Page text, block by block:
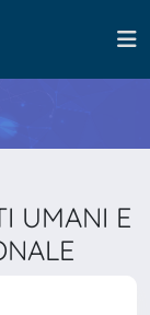
UMANI E